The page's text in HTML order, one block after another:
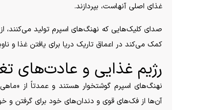
غذای اصلی آنهاست، بپردازند.
صدای کلیک‌هایی که نهنگ‌های اسپرم تولید می‌کنند،
کمک می‌کند در اعماق تاریک دریا برای یافتن غذا و
رژیم غذایی و عادت‌های
نهنگ‌های اسپرم گوشتخوار هستند و عمدتاً از
آن‌ها از فک‌های قوی و دندان‌های خود برای گرفتن و